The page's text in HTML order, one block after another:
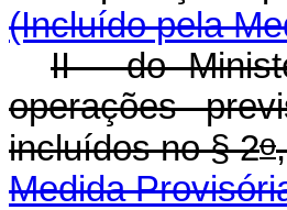
(Incluído pela
II - do
operações
incluídos no § 2o
Medida